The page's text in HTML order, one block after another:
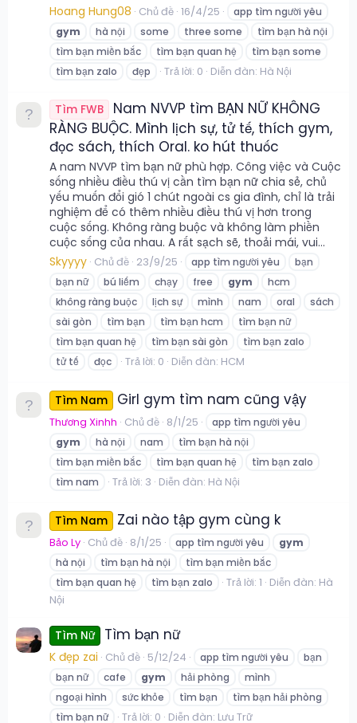
Hoang Hung08 Chủ đề 16/4/25
app tìm người yêu
gym
hà nội some three some
tìm bạn hà nội
tìm bạn miền bắc
tìm bạn quan hệ
tìm bạn some
tìm bạn zalo
đẹp Trả lời: 0 Diễn đàn: Hà Nội
Tìm FWB
Nam NVVP tìm BẠN NỮ KHÔNG
RÀNG BUỘC. Mình lịch sự, tử tế, thích gym,
đọc sách, thích Oral. ko hút thuốc
A nam NVVP tìm bạn nữ phù hợp. Công việc và Cuộc
sống nhiều điều thú vị cần tìm bạn nữ chia sẻ, chủ
yếu muốn đổi gió 1 chút ngoài cs gia đình, chỉ là trải
nghiệm để có thêm nhiều điều thú vị hơn trong
cuộc sống. Không ràng buộc và không làm phiền
cuộc sống của nhau. A rất sạch sẽ, thoải mái, vui...
Skyyyy Chủ đề 23/9/25 app tìm người yêu
bạn
bạn nữ
bú liếm chạy free gym
hcm
không ràng buộc
lịch sự mình nam oral
sách
sài gòn
tìm bạn tìm bạn hcm
tìm bạn nữ
tìm bạn quan hệ
tìm bạn sài gòn
tìm bạn zalo
tử tế
đọc Trả lời: 0 Diễn đàn: HCM
Tìm Nam Girl gym tìm nam cũng vậy
Thương Xinhh Chủ đề 8/1/25
app tìm người yêu
gym
hà nội nam
tìm bạn hà nội
tìm bạn miền bắc
tìm bạn quan hệ
tìm bạn zalo
tìm nam
Trả lời: 3 Diễn đàn: Hà Nội
Tìm Nam Zai nào tập gym cùng k
Bảo Ly Chủ đề 8/1/25 app tìm người yêu
gym
hà nội
tìm bạn hà nội
tìm bạn miền bắc
tìm bạn quan hệ
tìm bạn zalo Trả lời: 1 Diễn đàn: Hà
Nội
Tìm Nữ Tìm bạn nữ
K đẹp zai Chủ đề 5/12/24 app tìm người yêu
bạn
bạn nữ
cafe gym hải phòng
mình
ngoại hình
sức khỏe tìm bạn
tìm bạn hải phòng
tìm bạn nữ
Trả lời: 0 Diễn đàn: Lưu Trữ